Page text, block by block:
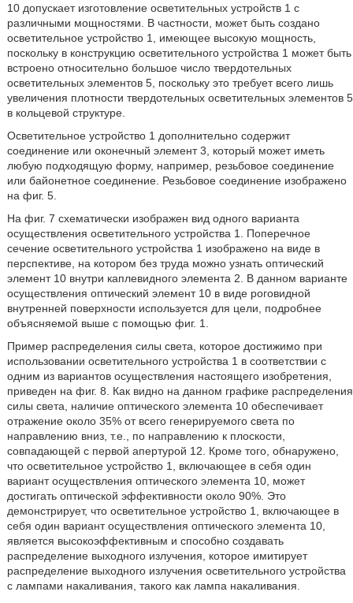
10 допускает изготовление осветительных устройств 1 с
различными мощностями. В частности, может быть создано
осветительное устройство 1, имеющее высокую мощность,
поскольку в конструкцию осветительного устройства 1 может быть
встроено относительно большое число твердотельных
осветительных элементов 5, поскольку это требует всего лишь
увеличения плотности твердотельных осветительных элементов 5
в кольцевой структуре.
Осветительное устройство 1 дополнительно содержит
соединение или оконечный элемент 3, который может иметь
любую подходящую форму, например, резьбовое соединение
или байонетное соединение. Резьбовое соединение изображено
на фиг. 5.
На фиг. 7 схематически изображен вид одного варианта
осуществления осветительного устройства 1. Поперечное
сечение осветительного устройства 1 изображено на виде в
перспективе, на котором без труда можно узнать оптический
элемент 10 внутри каплевидного элемента 2. В данном варианте
осуществления оптический элемент 10 в виде роговидной
внутренней поверхности используется для цели, подробнее
объясняемой выше с помощью фиг. 1.
Пример распределения силы света, которое достижимо при
использовании осветительного устройства 1 в соответствии с
одним из вариантов осуществления настоящего изобретения,
приведен на фиг. 8. Как видно на данном графике распределения
силы света, наличие оптического элемента 10 обеспечивает
отражение около 35% от всего генерируемого света по
направлению вниз, т.е., по направлению к плоскости,
совпадающей с первой апертурой 12. Кроме того, обнаружено,
что осветительное устройство 1, включающее в себя один
вариант осуществления оптического элемента 10, может
достигать оптической эффективности около 90%. Это
демонстрирует, что осветительное устройство 1, включающее в
себя один вариант осуществления оптического элемента 10,
является высокоэффективным и способно создавать
распределение выходного излучения, которое имитирует
распределение выходного излучения осветительного устройства
с лампами накаливания, такого как лампа накаливания.